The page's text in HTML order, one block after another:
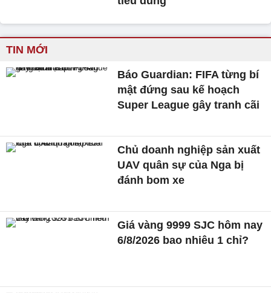
TIN MỚI
Báo Guardian: FIFA từng bí
mật đứng sau kế hoạch
Super League gây tranh cãi
Chủ doanh nghiệp sản xuất
UAV quân sự của Nga bị
đánh bom xe
Giá vàng 9999 SJC hôm nay
6/8/2026 bao nhiêu 1 chỉ?